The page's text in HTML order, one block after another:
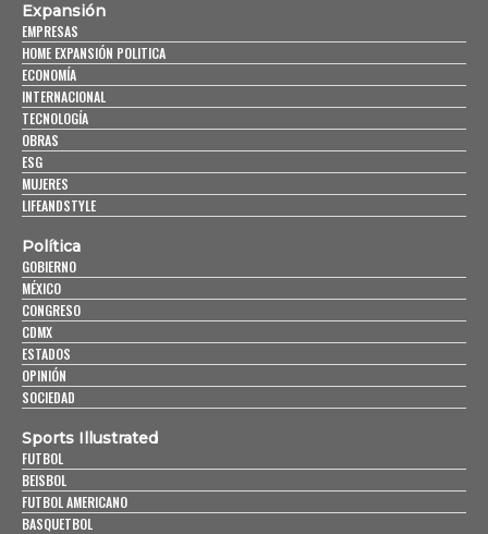
Expansión
EMPRESAS
HOME EXPANSIÓN POLITICA
ECONOMÍA
INTERNACIONAL
TECNOLOGÍA
OBRAS
ESG
MUJERES
LIFEANDSTYLE
Política
GOBIERNO
MÉXICO
CONGRESO
CDMX
ESTADOS
OPINIÓN
SOCIEDAD
Sports Illustrated
FUTBOL
BEISBOL
FUTBOL AMERICANO
BASQUETBOL